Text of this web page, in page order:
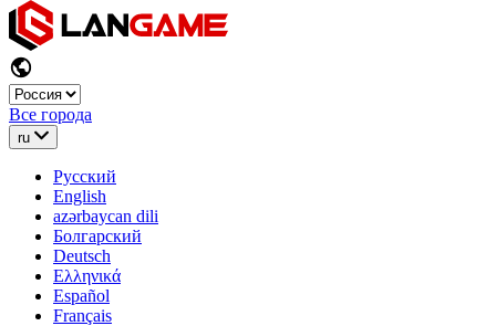
Все города
ru
Русский
English
azərbaycan dili
Болгарский
Deutsch
Ελληνικά
Español
Français